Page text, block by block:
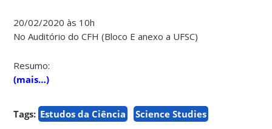
20/02/2020 às 10h
No Auditório do CFH (Bloco E anexo a UFSC)
Resumo:
(mais…)
Tags: Estudos da Ciência Science Studies